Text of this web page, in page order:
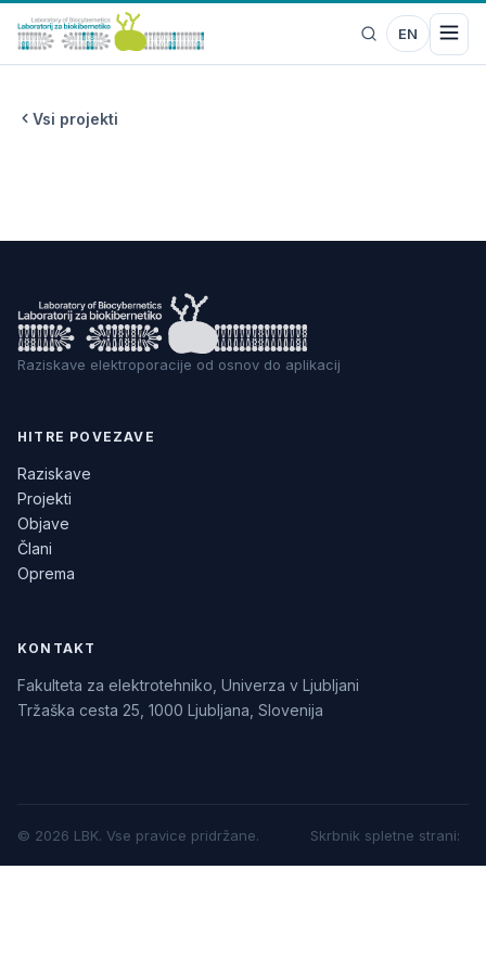
EN
Vsi projekti
Raziskave elektroporacije od osnov do aplikacij
HITRE POVEZAVE
Raziskave
Projekti
Objave
Člani
Oprema
KONTAKT
Fakulteta za elektrotehniko, Univerza v Ljubljani
Tržaška cesta 25, 1000 Ljubljana, Slovenija
© 2026 LBK. Vse pravice pridržane. Skrbnik spletne strani: